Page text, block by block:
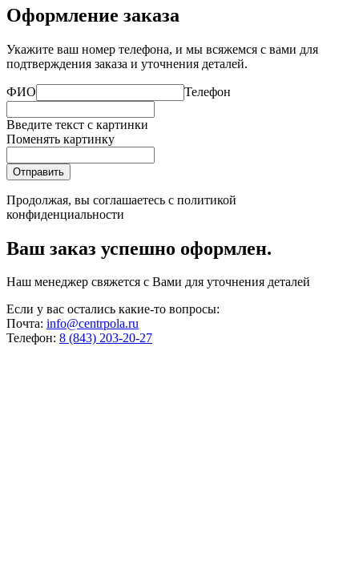
Оформление заказа
Укажите ваш номер телефона, и мы всяжемся с вами для
подтверждения заказа и уточнения деталей.
ФИО Телефон
Введите текст с картинки
Поменять картинку
Отправить
Продолжая, вы соглашаетесь с политикой
конфиденциальности
Ваш заказ успешно оформлен.
Наш менеджер свяжется с Вами для уточнения деталей
Если у вас остались какие-то вопросы:
Почта: info@centrpola.ru
Телефон: 8 (843) 203-20-27